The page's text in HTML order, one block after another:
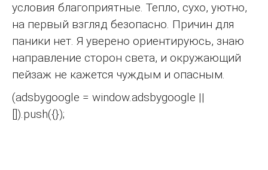
условия благоприятные. Тепло, сухо, уютно,
на первый взгляд безопасно. Причин для
паники нет. Я уверено ориентируюсь, знаю
направление сторон света, и окружающий
пейзаж не кажется чуждым и опасным.
(adsbygoogle = window.adsbygoogle ||
[]).push({});